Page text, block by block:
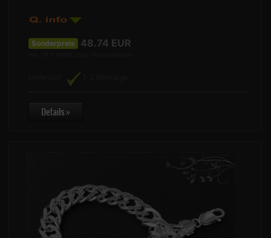
Sonderpreis 48.74 EUR